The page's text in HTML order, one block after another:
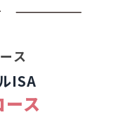
ス
ISA
ス